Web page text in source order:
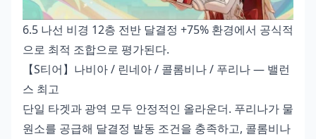
6.5 나선 비경 12층 전반 달결정 +75% 환경에서 공식적
으로 최적 조합으로 평가된다.
【S티어】나비아 / 린네아 / 콜롬비나 / 푸리나 — 밸런
스 최고
단일 타겟과 광역 모두 안정적인 올라운더. 푸리나가 물
원소를 공급해 달결정 발동 조건을 충족하고, 콜롬비나